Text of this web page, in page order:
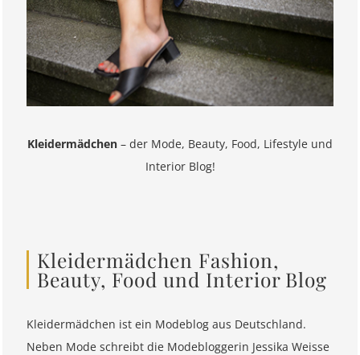
Kleidermädchen – der Mode, Beauty, Food, Lifestyle und
Interior Blog!
Kleidermädchen Fashion,
Beauty, Food und Interior Blog
Kleidermädchen ist ein Modeblog aus Deutschland.
Neben Mode schreibt die Modebloggerin Jessika Weisse